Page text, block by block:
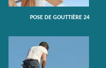
POSE DE GOUTTIÈRE 24